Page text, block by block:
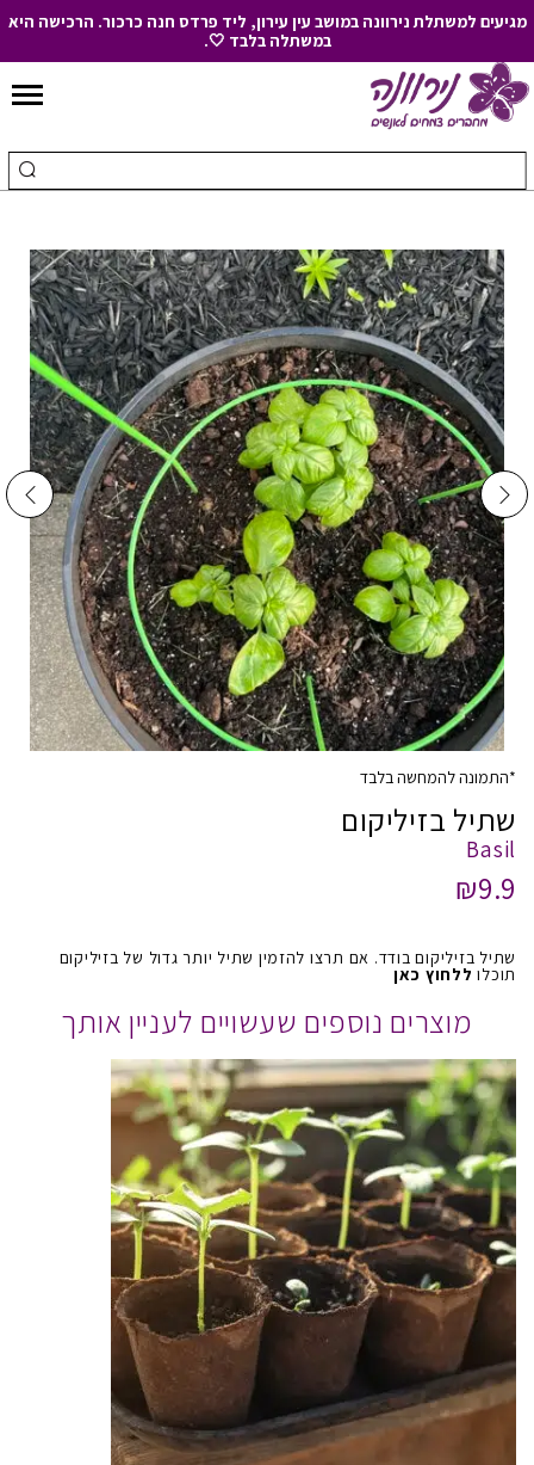
to
מגיעים למשתלת נירוונה במושב עין עירון, ליד פרדס חנה כרכור. הרכישה היא
במשתלה בלבד 🤍.
*התמונה להמחשה בלבד
שתיל בזיליקום
Basil
₪9.9
שתיל בזיליקום בודד. אם תרצו להזמין שתיל יותר גדול של בזיליקום
תוכלוללחוץ כאן
מוצרים נוספים שעשויים לעניין אותך